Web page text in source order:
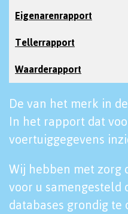
Eigenarenrapport
Tellerrapport
Waarderapport
De van het merk in
In het rapport dat
voertuiggegevens
Wij hebben met zorg
voor u samengesteld
databases grondig te